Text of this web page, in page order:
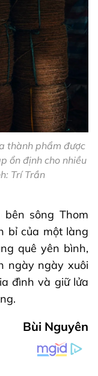
thành phẩm được
ổn định cho nhiều
Trí Trần
sông Thom
bỉ của một làng
quê yên bình,
ngày ngày xuôi
đình và giữ lửa
Bùi Nguyên